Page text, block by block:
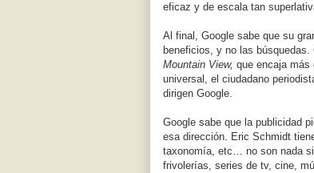
eficaz y de escala tan
Al final, Google sabe que su
beneficios, y no las
Mountain View, que encaja más
universal, el ciudadano
dirigen Google.
Google sabe que la publicidad
esa dirección. Eric Schmidt
taxonomía, etc… no son nada
frivolerías, series de tv, cine,